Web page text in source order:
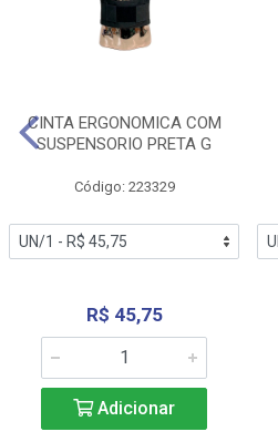
CINTA ERGONOMICA COM
SUSPENSORIO PRETA G
Código: 223329
R$ 45,75
Adicionar